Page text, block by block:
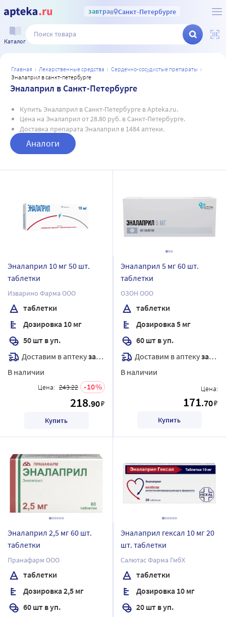
завтрав Санкт-Петербурге
Каталог
главная лекарственные средства
сердечно-сосудистые препараты
эналаприл в санкт-петербурге
Эналаприл в Санкт-Петербурге
Купить Эналаприл в Санкт-Петербурге в Apteka.ru.
Цена на Эналаприл от 28.80 руб. в Санкт-Петербурге.
Доставка препарата Эналаприл в 1484 аптеки.
Аналоги
Эналаприл 10 мг 50 шт.
таблетки
Изварино Фарма ООО
таблетки
Дозировка 10 мг
50 шт в уп.
Доставим в аптекузавтра
В наличии
Цена: 243.22 10
218.90₽
Купить
Эналаприл 5 мг 60 шт.
таблетки
ОЗОН ООО
таблетки
Дозировка 5 мг
60 шт в уп.
Доставим в аптекузавтра
В наличии
Цена:
171.70₽
Купить
Эналаприл 2,5 мг 60 шт.
таблетки
Пранафарм ООО
таблетки
Дозировка 2,5 мг
60 шт в уп.
Эналаприл гексал 10 мг 20
шт. таблетки
Салютас Фарма ГмбХ
таблетки
Дозировка 10 мг
20 шт в уп.